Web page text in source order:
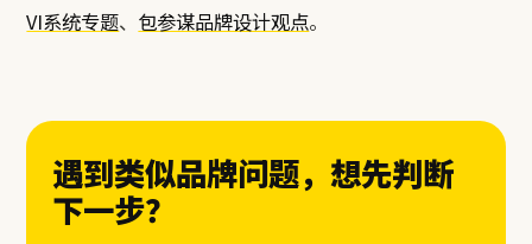
VI系统专题、 包参谋品牌设计观点。
遇到类似品牌问题，想先判断
下一步？